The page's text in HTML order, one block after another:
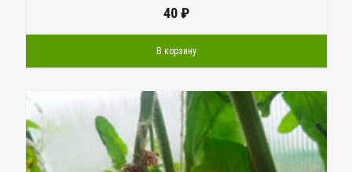
40₽
В корзину